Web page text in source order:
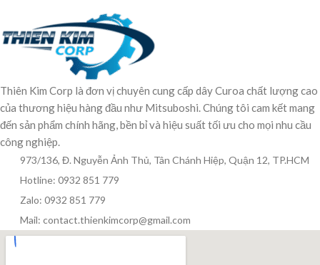
Thiên Kim Corp là đơn vị chuyên cung cấp dây Curoa chất lượng cao
của thương hiệu hàng đầu như Mitsuboshi. Chúng tôi cam kết mang
đến sản phẩm chính hãng, bền bỉ và hiệu suất tối ưu cho mọi nhu cầu
công nghiệp.
973/136, Đ. Nguyễn Ảnh Thủ, Tân Chánh Hiệp, Quận 12, TP.HCM
Hotline: 0932 851 779
Zalo: 0932 851 779
Mail: contact.thienkimcorp@gmail.com